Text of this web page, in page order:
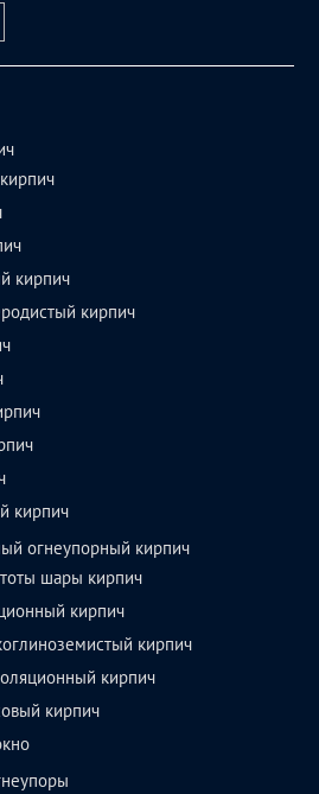
кирпич
кирпич
кирпич
огнеупорный кирпич
шары кирпич
кирпич
кирпич
кирпич
кирпич